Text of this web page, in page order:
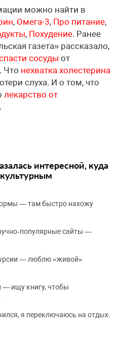
можно найти в
, Омега-3, Про питание,
, Похудение. Ранее
газета» рассказало,
сосуды от
Что нехватка холестерина
слуха. И о том, что
лекарство от
.
интересной, куда
— там быстро нахожу
сайты —
— люблю «живой»
— ищу книгу, чтобы
я переключаюсь на отдых.